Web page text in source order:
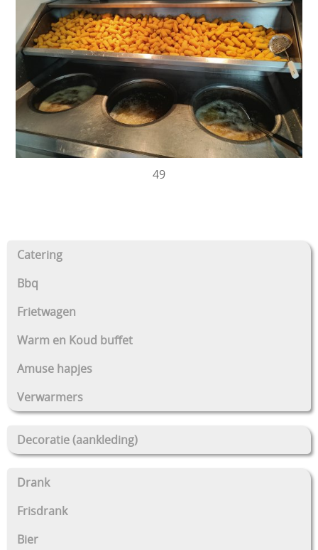
Catering
Bbq
Frietwagen
Warm en Koud buffet
Amuse hapjes
Verwarmers
Decoratie (aankleding)
Drank
Frisdrank
Bier
49